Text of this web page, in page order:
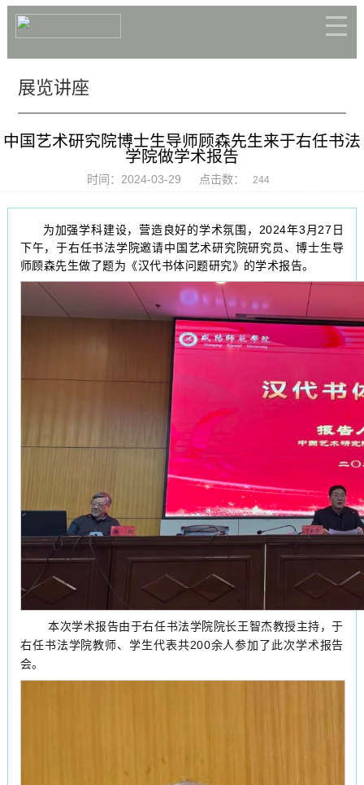
展览讲座
中国艺术研究院博士生导师顾森先生来于右任书法
学院做学术报告
时间：2024-03-29 点击数： 244
为加强学科建设，营造良好的学术氛围，2024年3月27日
下午，于右任书法学院邀请中国艺术研究院研究员、博士生导
师顾森先生做了题为《汉代书体问题研究》的学术报告。
本次学术报告由于右任书法学院院长王智杰教授主持，于
右任书法学院教师、学生代表共200余人参加了此次学术报告
会。